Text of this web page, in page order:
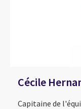
Cécile
Capitaine de